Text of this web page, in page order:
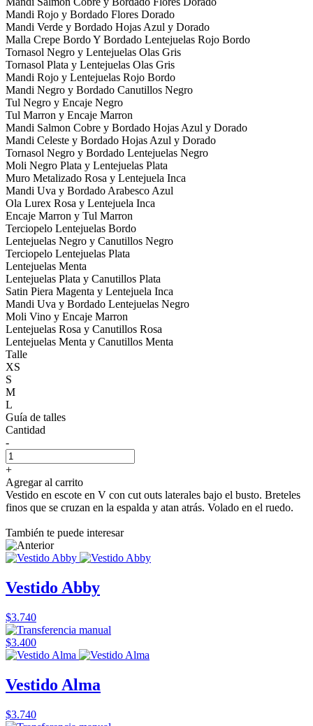
Mandi Rojo y Bordado Flores Dorado
Mandi Verde y Bordado Hojas Azul y Dorado
Malla Crepe Bordo Y Bordado Lentejuelas Rojo Bordo
Tornasol Negro y Lentejuelas Olas Gris
Tornasol Plata y Lentejuelas Olas Gris
Mandi Rojo y Lentejuelas Rojo Bordo
Mandi Negro y Bordado Canutillos Negro
Tul Negro y Encaje Negro
Tul Marron y Encaje Marron
Mandi Salmon Cobre y Bordado Hojas Azul y Dorado
Mandi Celeste y Bordado Hojas Azul y Dorado
Tornasol Negro y Bordado Lentejuelas Negro
Moli Negro Plata y Lentejuelas Plata
Muro Metalizado Rosa y Lentejuela Inca
Mandi Uva y Bordado Arabesco Azul
Ola Lurex Rosa y Lentejuela Inca
Encaje Marron y Tul Marron
Terciopelo Lentejuelas Bordo
Lentejuelas Negro y Canutillos Negro
Terciopelo Lentejuelas Plata
Lentejuelas Menta
Lentejuelas Plata y Canutillos Plata
Satin Piera Magenta y Lentejuela Inca
Mandi Uva y Bordado Lentejuelas Negro
Moli Vino y Encaje Marron
Lentejuelas Rosa y Canutillos Rosa
Lentejuelas Menta y Canutillos Menta
Talle
XS
S
M
L
Guía de talles
Cantidad
-
+
Agregar al carrito
Vestido en escote en V con cut outs laterales bajo el busto. Breteles
finos que se cruzan en la espalda y atan atrás. Volado en el ruedo.
También te puede interesar
Vestido Abby
$3.740
$3.400
Vestido Alma
$3.740